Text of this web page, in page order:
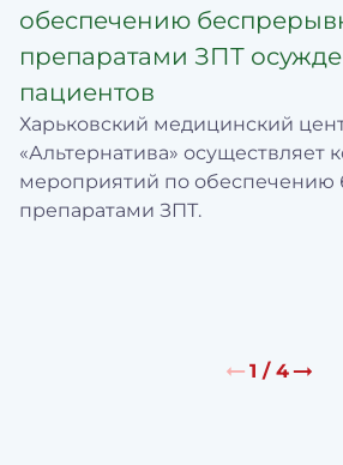
обеспечению
препаратами ЗПТ
пациентов
Харьковский медицинский
«Альтернатива» осуществляет
мероприятий по обеспечению
препаратами ЗПТ.
1 / 4